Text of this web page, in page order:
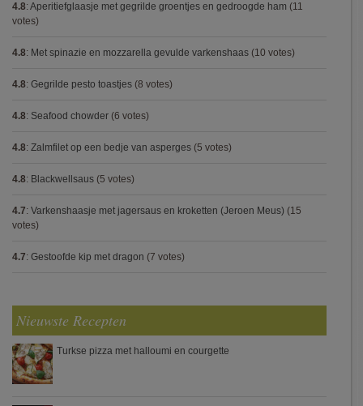
4.8: Aperitiefglaasje met gegrilde groentjes en gedroogde ham (11
votes)
4.8: Met spinazie en mozzarella gevulde varkenshaas (10 votes)
4.8: Gegrilde pesto toastjes (8 votes)
4.8: Seafood chowder (6 votes)
4.8: Zalmfilet op een bedje van asperges (5 votes)
4.8: Blackwellsaus (5 votes)
4.7: Varkenshaasje met jagersaus en kroketten (Jeroen Meus) (15
votes)
4.7: Gestoofde kip met dragon (7 votes)
Nieuwste Recepten
Turkse pizza met halloumi en courgette